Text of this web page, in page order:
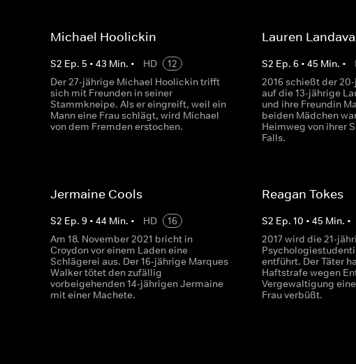
Michael Hoolickin
S2 Ep. 5 • 43 Min. • HD
12
Der 27-jährige Michael Hoolickin trifft
sich mit Freunden in seiner
Stammkneipe. Als er eingreift, weil ein
Mann eine Frau schlägt, wird Michael
von dem Fremden erstochen.
Lauren
S2 Ep.6 •45 Min. •
2016 schießt der
auf die 13-jährige
und ihre Freundin
beiden Mädchen
Heimweg von ihrer
Falls.
Jermaine Cools
S2 Ep. 9 • 44 Min. • HD
16
Am 18. November 2021 bricht in
Croydon vor einem Laden eine
Schlägerei aus. Der 16-jährige Marques
Walker tötet den zufällig
vorbeigehenden 14-jährigen Jermaine
mit einer Machete.
Reagan Tokes
S2 Ep.10 •45 Min. •
2017 wird die 21-
entführt. Der Täter
Haftstrafe wegen
Vergewaltigung
Frau verbüßt.